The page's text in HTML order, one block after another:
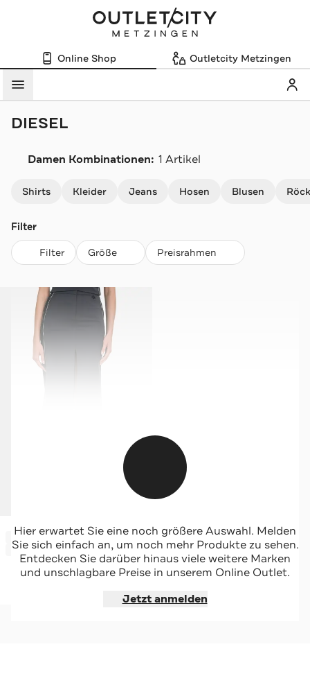
Online Shop Outletcity Metzingen
Menü
DIESEL
Damen Kombinationen: 1 Artikel
Shirts Kleider Jeans Hosen Blusen
Filter
Filter Größe Preisrahmen
DIESEL
Wollmix-Rock 'Gonna' anthrazit
-65%*
Sale
Jetzt shoppen
Hier erwartet Sie eine noch größere Auswahl. Melden
Sie sich einfach an, um noch mehr Produkte zu sehen.
Entdecken Sie darüber hinaus viele weitere Marken
und unschlagbare Preise in unserem Online Outlet.
Jetzt anmelden